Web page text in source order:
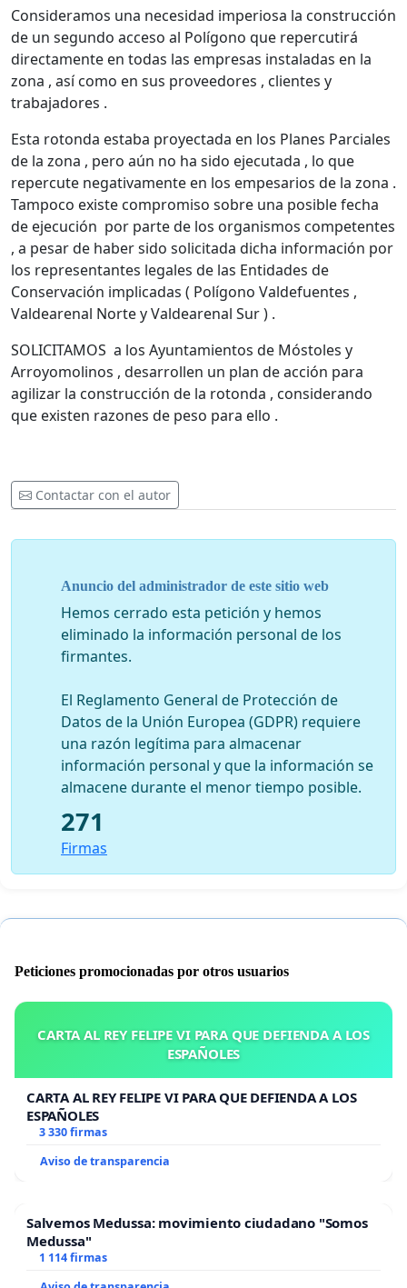
Consideramos una necesidad imperiosa la construcción
de un segundo acceso al Polígono que repercutirá
directamente en todas las empresas instaladas en la
zona , así como en sus proveedores , clientes y
trabajadores .
Esta rotonda estaba proyectada en los Planes Parciales
de la zona , pero aún no ha sido ejecutada , lo que
repercute negativamente en los empesarios de la zona .
Tampoco existe compromiso sobre una posible fecha
de ejecución por parte de los organismos competentes
, a pesar de haber sido solicitada dicha información por
los representantes legales de las Entidades de
Conservación implicadas ( Polígono Valdefuentes ,
Valdearenal Norte y Valdearenal Sur ) .
SOLICITAMOS a los Ayuntamientos de Móstoles y
Arroyomolinos , desarrollen un plan de acción para
agilizar la construcción de la rotonda , considerando
que existen razones de peso para ello .
Contactar con el autor
Anuncio del administrador de este sitio web
Hemos cerrado esta petición y hemos
eliminado la información personal de los
firmantes.
El Reglamento General de Protección de
Datos de la Unión Europea (GDPR) requiere
una razón legítima para almacenar
información personal y que la información se
almacene durante el menor tiempo posible.
271
Firmas
Peticiones promocionadas por otros usuarios
CARTA AL REY FELIPE VI PARA QUE DEFIENDA A LOS
ESPAÑOLES
CARTA AL REY FELIPE VI PARA QUE DEFIENDA A LOS
ESPAÑOLES
3 330 firmas
Aviso de transparencia
Salvemos Medussa: movimiento ciudadano "Somos
Medussa"
1 114 firmas